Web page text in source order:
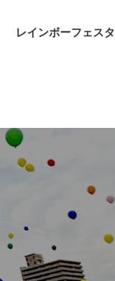
レインボーフェス